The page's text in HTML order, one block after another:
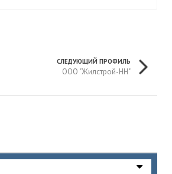
СЛЕДУЮЩИЙ ПРОФИЛЬ
ООО "Жилстрой-НН"